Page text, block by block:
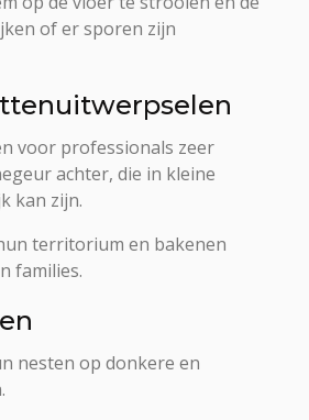
of er sporen zijn
voor professionals zeer
achter, die in kleine
kan zijn.
territorium en bakenen
families.
nesten op donkere en